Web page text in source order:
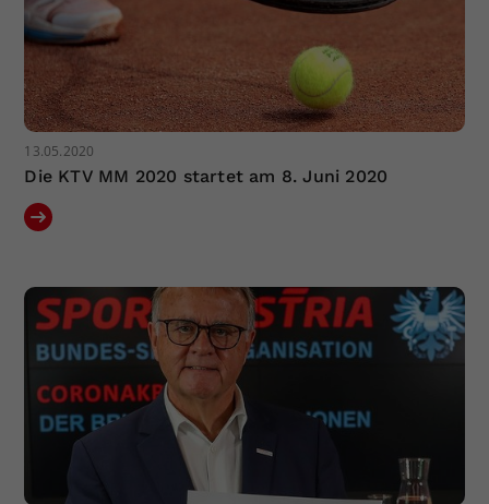
13.05.2020
Die KTV MM 2020 startet am 8. Juni 2020